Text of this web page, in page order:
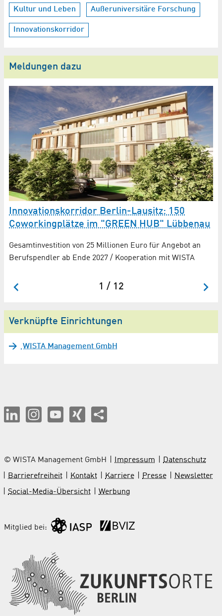
Kultur und Leben Außeruniversitäre Forschung
Innovationskorridor
Meldungen dazu
Innovationskorridor Berlin-Lausitz: 150
Coworkingplätze im "GREEN HUB" Lübbenau
Gesamtinvestition von 25 Millionen Euro für Angebot an
Berufspendler ab Ende 2027 / Kooperation mit WISTA
1 / 12
Verknüpfte Einrichtungen
WISTA Management GmbH
© WISTA Management GmbH Impressum
Datenschutz
Barrierefreiheit
Kontakt Karriere Presse
Newsletter
Social-Media-Übersicht
Werbung
Mitglied bei: